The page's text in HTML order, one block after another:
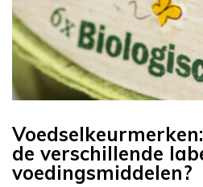
de verschillende
voedingsmiddelen?